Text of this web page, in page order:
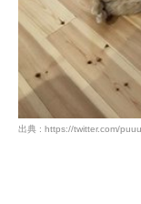
出典 : https://twitter.com/